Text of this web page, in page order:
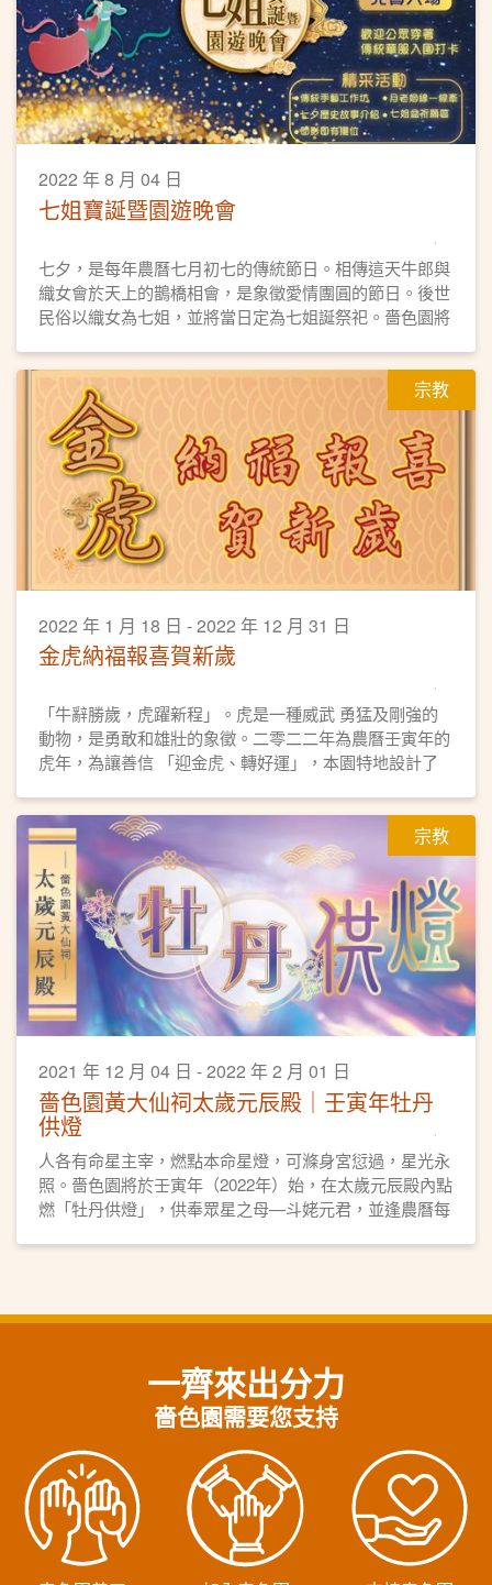
2022 年 8 月 04 日
七姐寶誕暨園遊晚會
七夕，是每年農曆七月初七的傳統節日。相傳這天牛郎與
織女會於天上的鵲橋相會，是象徵愛情團圓的節日。後世
民俗以織女為七姐，並將當日定為七姐誕祭祀。嗇色園將
佳節。
宗教
2022 年 1 月 18 日 - 2022 年 12 月 31 日
金虎納福報喜賀新歲
「牛辭勝歲，虎躍新程」。虎是一種威武 勇猛及剛強的
動物，是勇敢和雄壯的象徵。二零二二年為農曆壬寅年的
虎年，為讓善信 「迎金虎、轉好運」，本園特地設計了
迎春接福好運來。 「金虎納福報喜」擺設，經高功法師
誦經、 灑淨， 歡迎善信將「金虎」迎回家中， 為新一年
虎年帶來健康幸福，如意吉祥。
宗教
2021 年 12 月 04 日 - 2022 年 2 月 01 日
嗇色園黃大仙祠太歲元辰殿｜壬寅年牡丹
供燈
人各有命星主宰，燃點本命星燈，可滌身宮愆過，星光永
照。嗇色園將於壬寅年（2022年）始，在太歲元辰殿內點
燃「牡丹供燈」，供奉眾星之母—斗姥元君，並逢農曆每
一齊來出分力
嗇色園需要您支持